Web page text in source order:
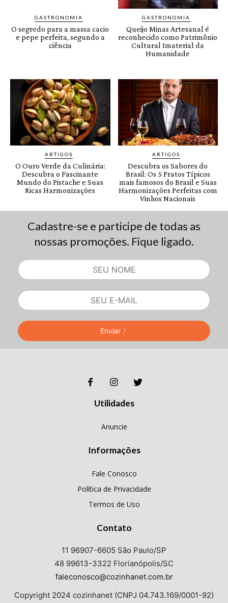
Cadastre-se e participe de todas as
nossas promoções. Fique ligado.
Enviar
Utilidades
Anuncie
Informações
Fale Conosco
Política de Privacidade
Termos de Uso
Contato
11 96907-6605 São Paulo/SP
48 99613-3322 Florianópolis/SC
faleconosco@cozinhanet.com.br
Copyright 2024 cozinhanet (CNPJ 04.743.169/0001-92)